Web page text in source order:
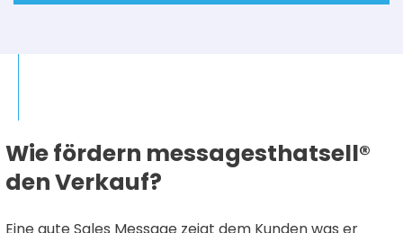
Wie fördern messagesthatsell®
den Verkauf?